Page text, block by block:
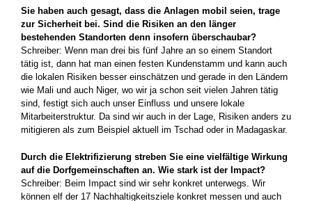
Sie haben auch gesagt, dass die Anlagen mobil seien, trage
zur Sicherheit bei. Sind die Risiken an den länger
bestehenden Standorten denn insofern überschaubar?
Schreiber: Wenn man drei bis fünf Jahre an so einem Standort
tätig ist, dann hat man ­einen festen Kundenstamm und kann auch
die lokalen Risiken besser einschätzen und gerade in den Ländern
wie Mali und auch Niger, wo wir ja schon seit vielen Jahren ­tätig
sind, festigt sich auch unser Einfluss und unsere lokale
Mitarbeiterstruktur. Da sind wir auch in der Lage, Risiken anders zu
mitigieren als zum Beispiel aktuell im Tschad oder in Madagaskar.
Durch die Elektrifizierung streben Sie eine vielfältige Wirkung
auf die Dorfgemeinschaften an. Wie stark ist der Impact?
Schreiber: Beim Impact sind wir sehr konkret unterwegs. Wir
können elf der 17 Nachhaltigkeitsziele konkret messen und auch